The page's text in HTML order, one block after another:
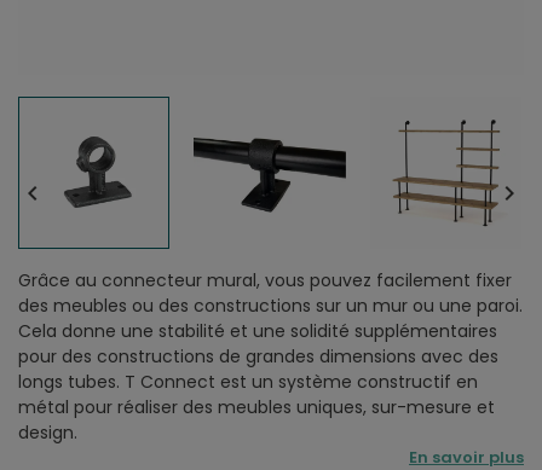
 
Grâce au connecteur mural, vous pouvez facilement fixer
des meubles ou des constructions sur un mur ou une paroi.
Cela donne une stabilité et une solidité supplémentaires
pour des constructions de grandes dimensions avec des
longs tubes. T Connect est un système constructif en
métal pour réaliser des meubles uniques, sur-mesure et
design.
En savoir plus